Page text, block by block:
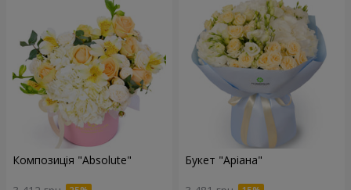
Композиція "Absolute" Букет "Аріана"